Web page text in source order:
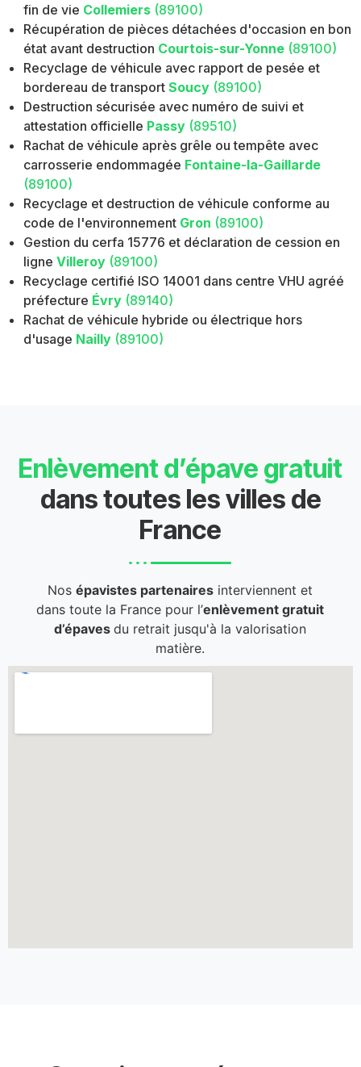
fin de vie Collemiers (89100)
Récupération de pièces détachées d'occasion en bon
état avant destruction Courtois-sur-Yonne (89100)
Recyclage de véhicule avec rapport de pesée et
bordereau de transport Soucy (89100)
Destruction sécurisée avec numéro de suivi et
attestation officielle Passy (89510)
Rachat de véhicule après grêle ou tempête avec
carrosserie endommagée Fontaine-la-Gaillarde
(89100)
Recyclage et destruction de véhicule conforme au
code de l'environnement Gron (89100)
Gestion du cerfa 15776 et déclaration de cession en
ligne Villeroy (89100)
Recyclage certifié ISO 14001 dans centre VHU agréé
préfecture Évry (89140)
Rachat de véhicule hybride ou électrique hors
d'usage Nailly (89100)
Enlèvement d’épave gratuit
dans toutes les villes de
France
Nosépavistes partenaires interviennent et
dans toute la France pour l’enlèvement gratuit
d’épavesdu retrait jusqu'à la valorisation
matière.